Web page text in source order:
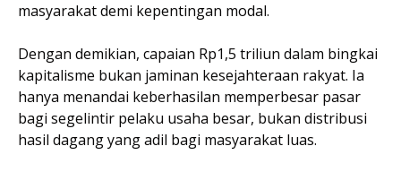
masyarakat demi kepentingan modal.
Dengan demikian, capaian Rp1,5 triliun dalam bingkai
kapitalisme bukan jaminan kesejahteraan rakyat. Ia
hanya menandai keberhasilan memperbesar pasar
bagi segelintir pelaku usaha besar, bukan distribusi
hasil dagang yang adil bagi masyarakat luas.